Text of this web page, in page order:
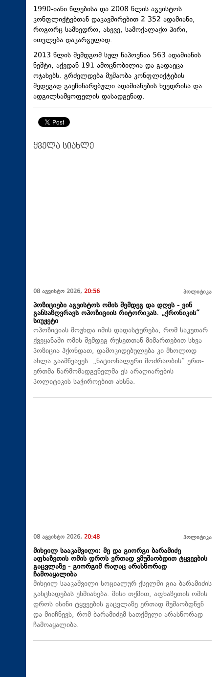
1990-იანი წლებისა და 2008 წლის აგვისტოს
კონფლიქტებთან დაკავშირებით 2 352 ადამიანი,
როგორც სამხედრო, ასევე, სამოქალაქო პირი,
ითვლება დაკარგულად.
2013 წლის შემდგომ სულ ნაპოვნია 563 ადამიანის
ნეშტი, აქედან 191 ამოცნობილია და გადაეცა
ოჯახებს. გრძელდება მუშაობა კონფლიქტების
შედეგად გაუჩინარებული ადამიანების ხვედრისა და
ადგილსამყოფელის დასადგენად.
ყველა სიახლე
08 აგვისტო 2026, 20:56 პოლიტიკა
პოზიციები აგვისტოს ომის შემდეგ და დღეს - ვინ
განსაზღვრავს ოპოზიციის რიტორიკას. „ქრონიკის“
სიუჟეტი
ოპოზიციას მოუხდა იმის დადასტურება, რომ საკუთარ
ქვეყანაში ომის შემდეგ რუსეთთან მიმართებით სხვა
პოზიცია ჰქონდათ, დამოკიდებულება კი მხოლოდ
ახლა გაამწვავეს. „ნაციონალური მოძრაობის“ ერთ-
ერთმა წარმომადგენელმა ეს არაღიარების
პოლიტიკის საჭიროებით ახსნა.
08 აგვისტო 2026, 20:48 პოლიტიკა
მიხეილ სააკაშვილი: მე და გიორგი ბარამიძე
აფხაზეთის ომის დროს ერთად ვმუშაობდით ტყვეების
გაცვლაზე - გიორგიმ რაღაც არასწორად
ჩამოაყალიბა
მიხეილ სააკაშვილი სოციალურ ქსელში გია ბარამიძის
განცხადებას ეხმიანება. მისი თქმით, აფხაზეთის ომის
დროს ისინი ტყვეების გაცვლაზე ერთად მუშაობდნენ
და მიიჩნევს, რომ ბარამიძემ სათქმელი არასწორად
ჩამოაყალიბა.